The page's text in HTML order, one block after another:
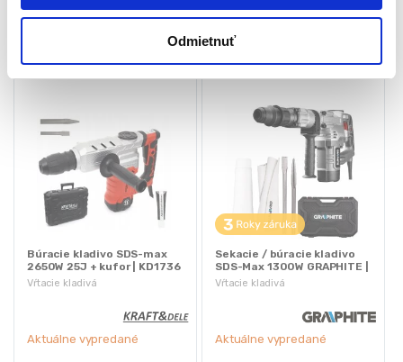
Odmietnuť
★★★★★ ★★★★★
Vŕtacie kladivá
Búracie kladivo SDS-max
2650W 25J + kufor | KD1736
Aktuálne vypredané
Vŕtacie kladivá
Sekacie / búracie kladivo
SDS-Max 1300W GRAPHITE |
58G877
Aktuálne vypredané